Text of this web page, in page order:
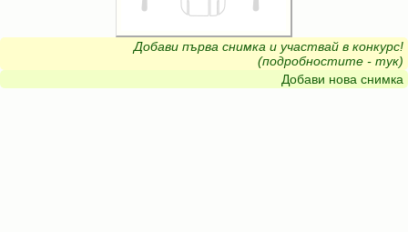
Добави първа снимка и участвай в конкурс!
(подробностите - тук)
Добави нова снимка